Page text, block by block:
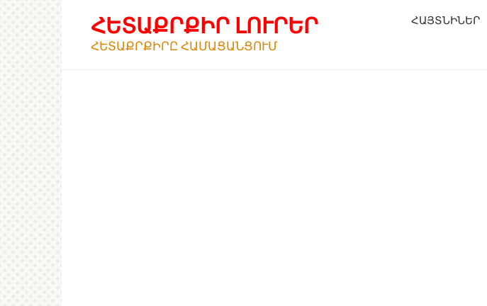
ՀԵՏԱՔՐՔԻՐ ԼՈՒՐԵՐ
ՀԵՏԱՔՐՔԻՐԸ ՀԱՄԱՑԱՆՑՈՒՄ
ՀԱՅՏՆԻՆԵՐ